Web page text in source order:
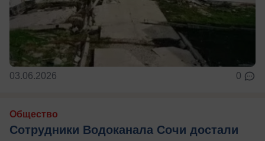
03.06.2026 0
Общество
Сотрудники Водоканала Сочи достали